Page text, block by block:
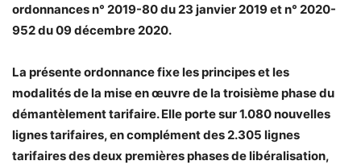
ordonnances n° 2019-80 du 23 janvier 2019 et n° 2020-
952 du 09 décembre 2020.
La présente ordonnance fixe les principes et les
modalités de la mise en œuvre de la troisième phase du
démantèlement tarifaire. Elle porte sur 1.080 nouvelles
lignes tarifaires, en complément des 2.305 lignes
tarifaires des deux premières phases de libéralisation,